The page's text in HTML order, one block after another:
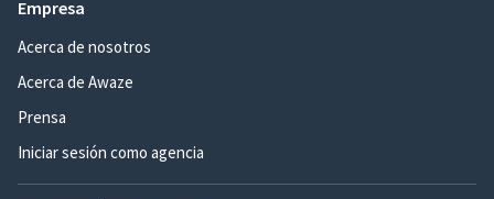
Empresa
Acerca de nosotros
Acerca de Awaze
Prensa
Iniciar sesión como agencia